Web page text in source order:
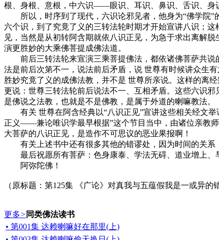
根、身根、意根，中六识——眼识、耳识、鼻识、舌识、身
所以，时序到了现代，六识论邪见者，他身为“佛学院”
六个识，到了究竟了义的三转法轮时期才开始宣讲八识；
见，当然是从初转阿含期就依八识正见，为急于求出离解
演更胜妙的大乘佛菩提成佛法道。
前后三转法轮来宣演三乘菩提佛法，都依诸佛菩萨共说
法是前后次第不一，说法前后矛盾，说 世尊有时候讲众生
胜妙究竟了义的成佛法教，并不是 世尊所亲说。这样的离
更说：世尊三转法轮前后说法不一、互相矛盾。这些六识
是佛说之法教，也就是不是佛教，是属于外道的喇嘛教法。
有关 世尊在阿含经典以“八识正见”宣讲这些相关经文举
正义——兼论唯识学最早根据”这个节目当中，由诸位亲教
大菩萨的八识正见，是造作不可思议的恶业果报啊！
有关上述书中还有很多其他的错谬处，因为时间的关系
最后祝愿所有菩萨：色身康泰、学法无碍、道业增上、
阿弥陀佛！
（原标题：第125集 《广论》对真我与五蕴假我是一或异的
更多> 同类佛法读书
• 第001集 达赖喇嘛好在那里(上)